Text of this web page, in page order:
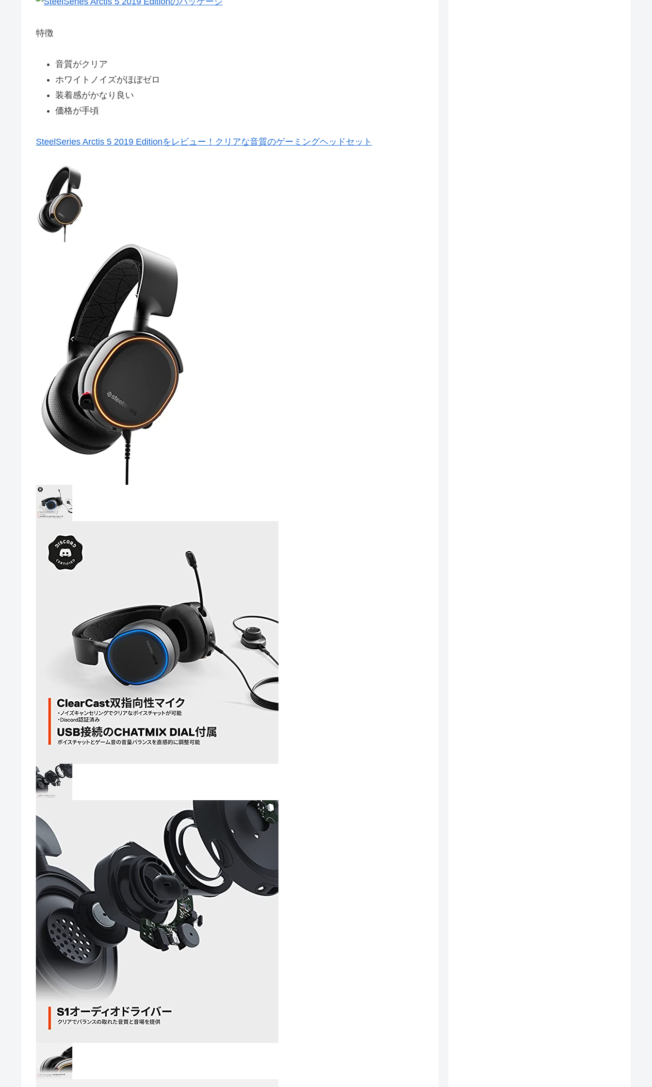
特徴
音質がクリア
ホワイトノイズがほぼゼロ
装着感がかなり良い
価格が手頃
SteelSeries Arctis 5 2019 Editionをレビュー！クリアな音質のゲーミングヘッドセット